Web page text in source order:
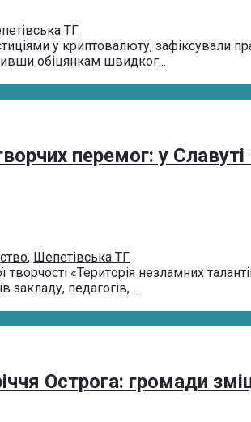
ТГ
у криптовалюту, зафіксували
обіцянкам швидког...
перемог: у Славуті
, Шепетівська ТГ
«Територія незламних
педагогів, ...
Острога: громади